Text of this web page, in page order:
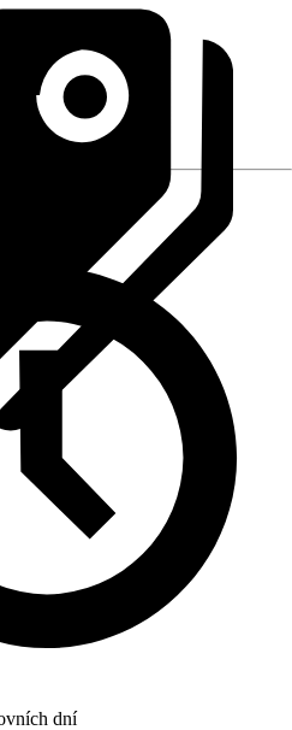
dní